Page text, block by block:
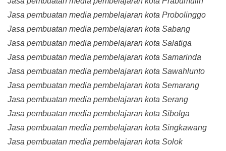
Jasa pembuatan media pembelajaran kota Probolinggo
Jasa pembuatan media pembelajaran kota Sabang
Jasa pembuatan media pembelajaran kota Salatiga
Jasa pembuatan media pembelajaran kota Samarinda
Jasa pembuatan media pembelajaran kota Sawahlunto
Jasa pembuatan media pembelajaran kota Semarang
Jasa pembuatan media pembelajaran kota Serang
Jasa pembuatan media pembelajaran kota Sibolga
Jasa pembuatan media pembelajaran kota Singkawang
Jasa pembuatan media pembelajaran kota Solok